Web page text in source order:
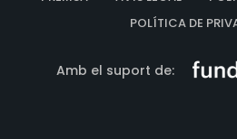
POLÍTICA DE
Amb el suport de: